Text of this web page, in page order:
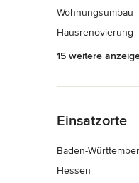
Wohnungsumbau
Hausrenovierung
15 weitere
Einsatzorte
Baden-
Hessen